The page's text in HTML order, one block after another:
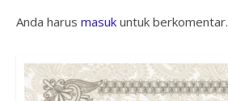
Anda harus masukuntuk berkomentar.